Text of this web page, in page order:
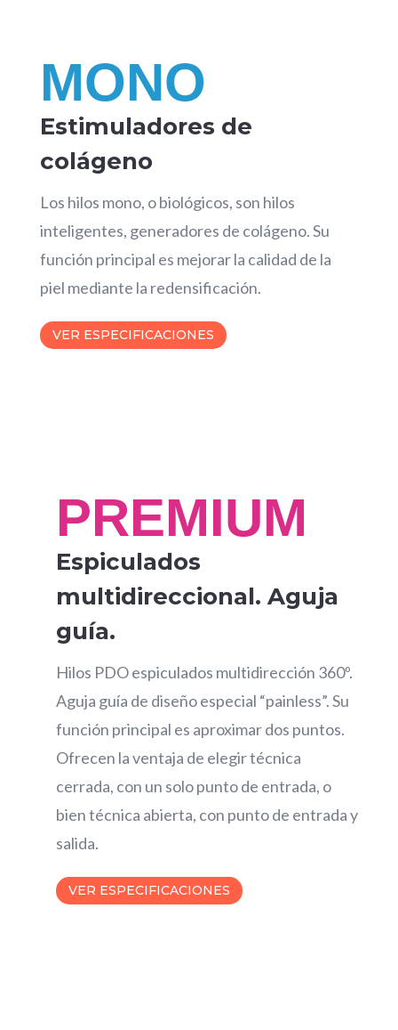
MONO
Estimuladores de
colágeno
Los hilos mono, o biológicos, son hilos
inteligentes, generadores de colágeno. Su
función principal es mejorar la calidad de la
piel mediante la redensificación.
VER ESPECIFICACIONES
PREMIUM
Espiculados
multidireccional. Aguja
guía.
Hilos PDO espiculados multidirección 360º.
Aguja guía de diseño especial “painless”. Su
función principal es aproximar dos puntos.
Ofrecen la ventaja de elegir técnica
cerrada, con un solo punto de entrada, o
bien técnica abierta, con punto de entrada y
salida.
VER ESPECIFICACIONES